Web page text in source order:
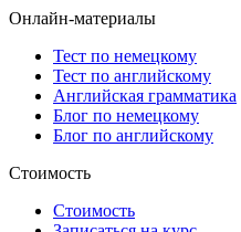
Онлайн-материалы
Тест по немецкому
Тест по английскому
Английская грамматика
Блог по немецкому
Блог по английскому
Стоимость
Стоимость